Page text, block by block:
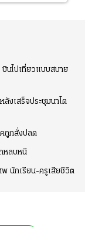
บินไปเที่ยวแบบสบาย
งเสร็จประชุมนาโต
ถูกสั่งปลด
หลบหนี
พ นักเรียน-ครูเสียชีวิต